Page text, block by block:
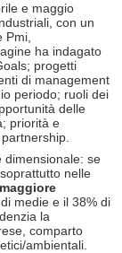
e maggio
con un
ha indagato
progetti
di management
periodo; ruoli dei
delle
priorità e
dimensionale: se
nelle
medie e il 38% di
la
comparto
ambientali.